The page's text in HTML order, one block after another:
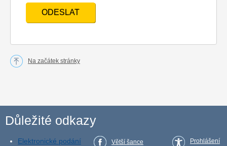
Na začátek stránky
Důležité odkazy
Elektronické podání
Větší šance
Prohlášení